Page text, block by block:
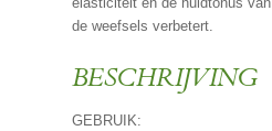
de weefsels verbetert.
BESCHRIJVING
GEBRUIK: